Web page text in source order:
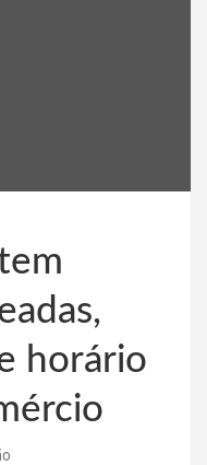
horário